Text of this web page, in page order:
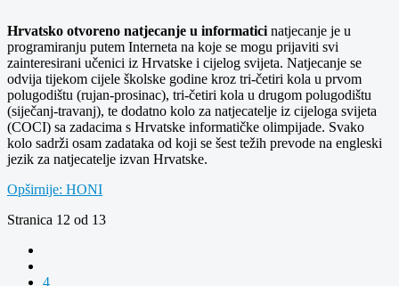
Hrvatsko otvoreno natjecanje u informatici natjecanje je u
programiranju putem Interneta na koje se mogu prijaviti svi
zainteresirani učenici iz Hrvatske i cijelog svijeta. Natjecanje se
odvija tijekom cijele školske godine kroz tri-četiri kola u prvom
polugodištu (rujan-prosinac), tri-četiri kola u drugom polugodištu
(siječanj-travanj), te dodatno kolo za natjecatelje iz cijeloga svijeta
(COCI) sa zadacima s Hrvatske informatičke olimpijade. Svako
kolo sadrži osam zadataka od koji se šest težih prevode na engleski
jezik za natjecatelje izvan Hrvatske.
Opširnije: HONI
Stranica 12 od 13
4